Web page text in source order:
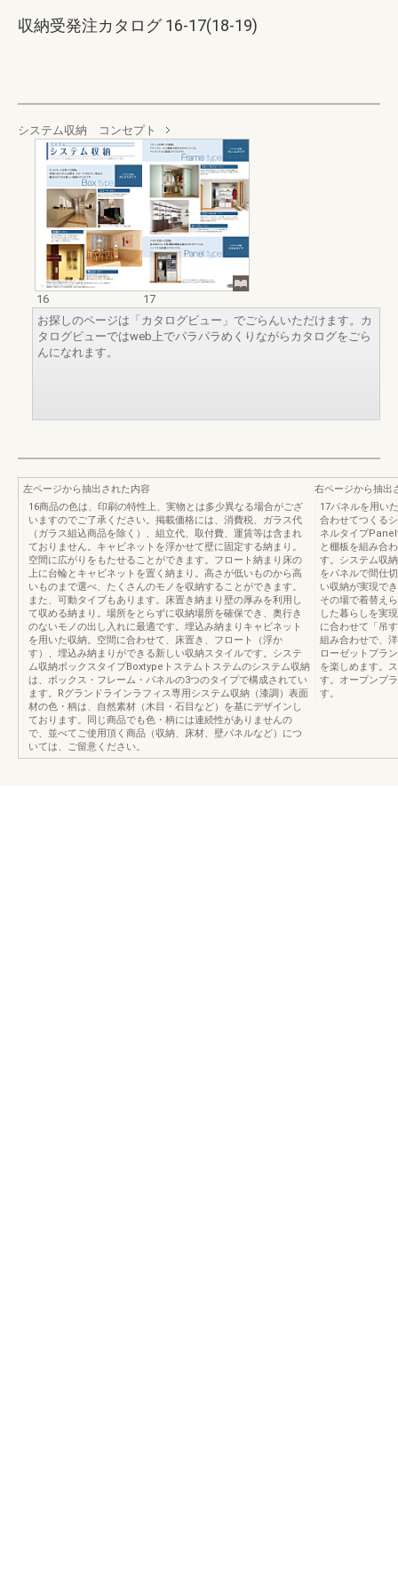
収納受発注カタログ 16-17(18-19)
システム収納 コンセプト
16
17
お探しのページは「カタログビュー」でごらんいただけます。カ
タログビューではweb上でパラパラめくりながらカタログをごら
んになれます。
左ページから抽出された内容
16商品の色は、印刷の特性上、実物とは多少異なる場合がござ
いますのでご了承ください。掲載価格には、消費税、ガラス代
（ガラス組込商品を除く）、組立代、取付費、運賃等は含まれ
ておりません。キャビネットを浮かせて壁に固定する納まり。
空間に広がりをもたせることができます。フロート納まり床の
上に台輪とキャビネットを置く納まり。高さが低いものから高
いものまで選べ、たくさんのモノを収納することができます。
また、可動タイプもあります。床置き納まり壁の厚みを利用し
て収める納まり。場所をとらずに収納場所を確保でき、奥行き
のないモノの出し入れに最適です。埋込み納まりキャビネット
を用いた収納。空間に合わせて、床置き、フロート（浮か
す）、埋込み納まりができる新しい収納スタイルです。システ
ム収納ボックスタイプBoxtypeトステムトステムのシステム収納
は、ボックス・フレーム・パネルの3つのタイプで構成されてい
ます。Rグランドラインラフィス専用システム収納（漆調）表面
材の色・柄は、自然素材（木目・石目など）を基にデザインし
ております。同じ商品でも色・柄には連続性がありませんの
で、並べてご使用頂く商品（収納、床材、壁パネルなど）につ
いては、ご留意ください。
右ページから抽出
17パネルを用い
合わせてつくる
ネルタイプ
と棚板を組み合
す。システム収
をパネルで間仕
い収納が実現で
その場で着替え
した暮らしを実
に合わせて「吊
組み合わせで、
ローゼットプラ
を楽しめます。
す。オープンプ
す。